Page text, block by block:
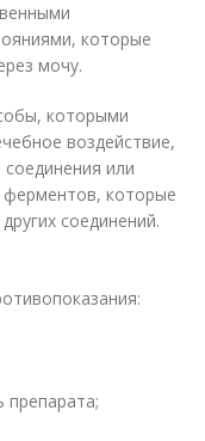
которые
мочу.
которыми
воздействие,
или
ферментов, которые
соединений.
препарата;